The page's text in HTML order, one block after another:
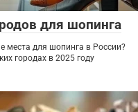
для шопинга
места для шопинга в России?
городах в 2025 году